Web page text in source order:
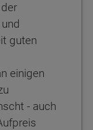
guten
einigen
- auch